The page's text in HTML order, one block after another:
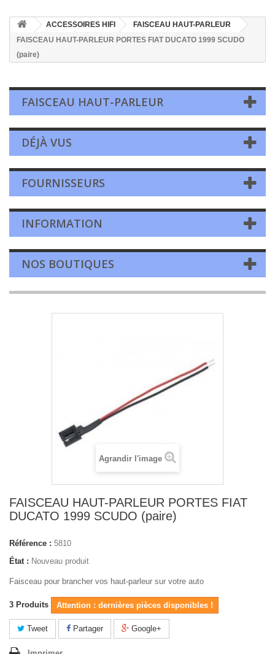
ACCESSOIRES HIFI
FAISCEAU HAUT-PARLEUR
FAISCEAU HAUT-PARLEUR PORTES FIAT DUCATO 1999 SCUDO
(paire)
FAISCEAU HAUT-PARLEUR
DÉJÀ VUS
FOURNISSEURS
INFORMATION
NOS BOUTIQUES
Agrandir l'image
FAISCEAU HAUT-PARLEUR PORTES FIAT
DUCATO 1999 SCUDO (paire)
Référence : 5810
État : Nouveau produit
Faisceau pour brancher vos haut-parleur sur votre auto
3 Produits Attention : dernières pièces disponibles !
Tweet Partager Google+